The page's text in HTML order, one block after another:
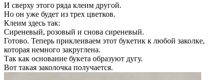
И сверху этого ряда клеим другой.
Но он уже будет из трех цветков.
Клеим здесь так:
Сиреневый, розовый и снова сиреневый.
Готово. Теперь приклеиваем этот букетик к любой заколке,
которая немного закруглена.
Так как основание букета образуют дугу.
Вот такая заколочка получается.